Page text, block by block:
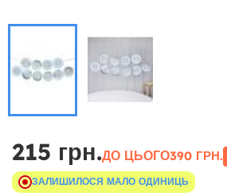
215 грн.ДО ЦЬОГО390 ГРН.
ЗАЛИШИЛОСЯ МАЛО ОДИНИЦЬ